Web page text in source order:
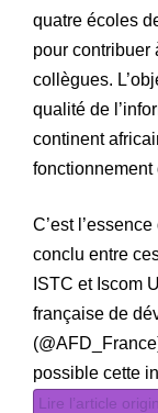
quatre écoles
pour contribuer
collègues.
qualité de
continent
fonctionnement
C’est
conclu entre
ISTC et Iscom
française de
possible cette
Lire l’article